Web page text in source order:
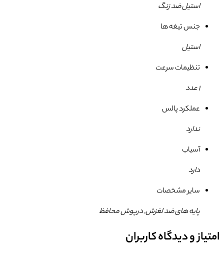
استیل ضد زنگ
جنس تیغه ها
استیل
تنظیمات سرعت
1 عدد
عملکرد پالس
ندارد
آسیاب
دارد
سایر مشخصات
پایه های ضد لغزش, درپوش محافظ
امتیاز و دیدگاه کاربران